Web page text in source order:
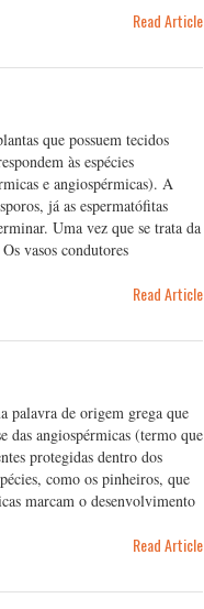
Read Article
que possuem tecidos
às espécies
e angiospérmicas). A
já as espermatófitas
Uma vez que se trata da
vasos condutores
Read Article
palavra de origem grega que
das angiospérmicas (termo que
protegidas dentro dos
como os pinheiros, que
marcam o desenvolvimento
Read Article